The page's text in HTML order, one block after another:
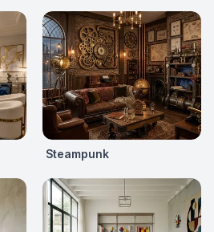
Steampunk